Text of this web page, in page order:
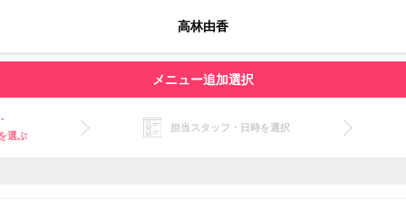
高林由香
メニュー追加選択
選ぶ
担当スタッフ・日時を選択